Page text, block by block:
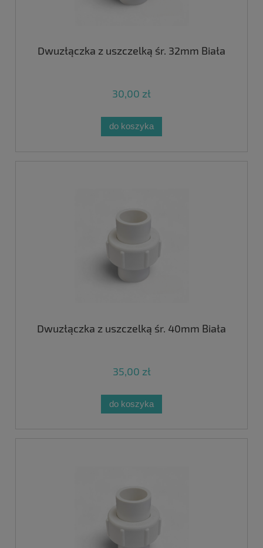
Dwuzłączka z uszczelką śr. 32mm Biała
30,00 zł
do koszyka
Dwuzłączka z uszczelką śr. 40mm Biała
35,00 zł
do koszyka